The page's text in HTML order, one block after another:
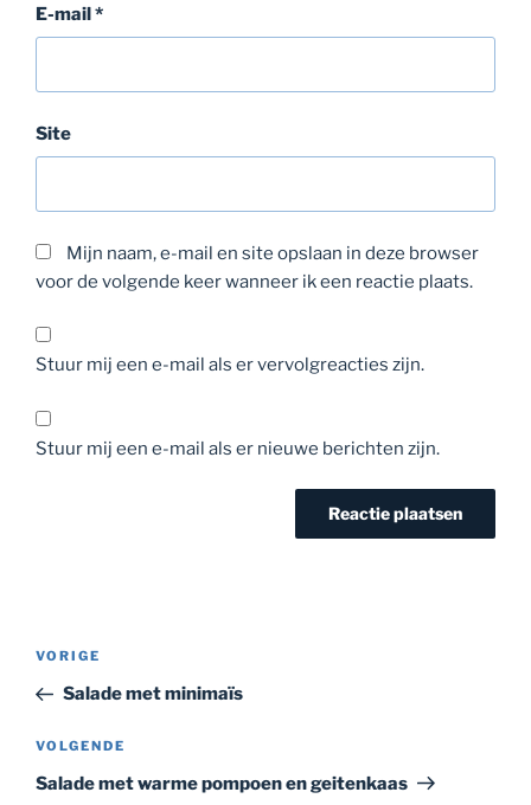
E-mail*
Site
Mijn naam, e-mail en site opslaan in deze browser
voor de volgende keer wanneer ik een reactie plaats.
Stuur mij een e-mail als er vervolgreacties zijn.
Stuur mij een e-mail als er nieuwe berichten zijn.
Bericht
Vorig
bericht
VORIGE
Salade met minimaïs
Volgend
bericht
VOLGENDE
Salade met warme pompoen en geitenkaas